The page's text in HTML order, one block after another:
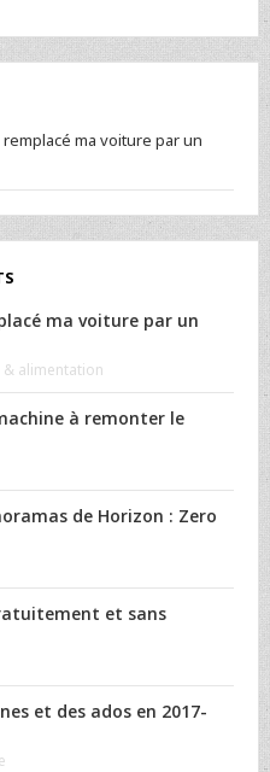
remplacé ma voiture par un
ma voiture par un
& alimentation
à remonter le
de Horizon : Zero
et sans
et des ados en 2017-